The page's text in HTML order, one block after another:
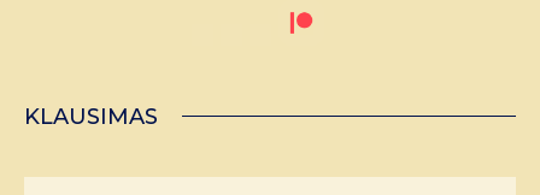
KLAUSIMAS